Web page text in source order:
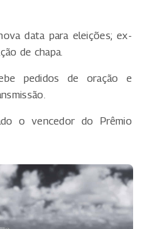
data para eleições; ex-
de chapa.
pedidos de oração e
o vencedor do Prêmio